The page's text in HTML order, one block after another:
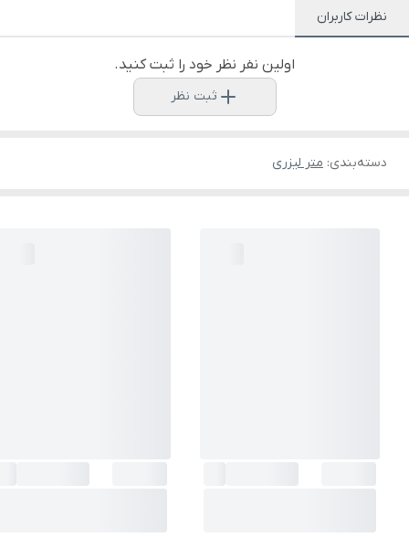
نظرات کاربران
اولین نفر نظر خود را ثبت کنید.
ثبت نظر
دسته‌بندی: متر لیزری